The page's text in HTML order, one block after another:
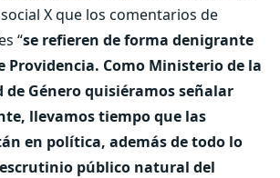
X que los comentarios de
“se refieren de forma denigrante
Providencia. Como Ministerio de la
de Género quisiéramos señalar
llevamos tiempo que las
en política, además de todo lo
público natural del